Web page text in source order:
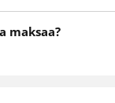
maksaa?